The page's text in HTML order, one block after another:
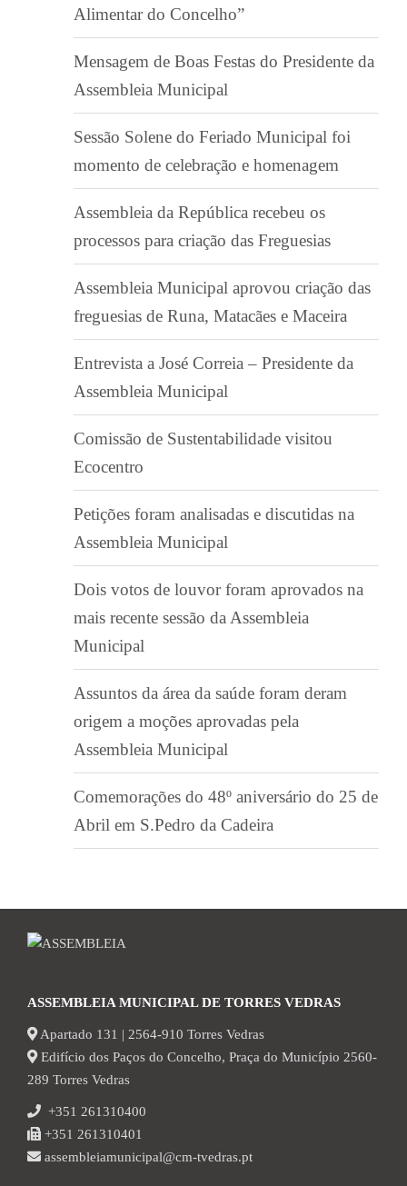
Alimentar do Concelho”
Mensagem de Boas Festas do Presidente da
Assembleia Municipal
Sessão Solene do Feriado Municipal foi
momento de celebração e homenagem
Assembleia da República recebeu os
processos para criação das Freguesias
Assembleia Municipal aprovou criação das
freguesias de Runa, Matacães e Maceira
Entrevista a José Correia – Presidente da
Assembleia Municipal
Comissão de Sustentabilidade visitou
Ecocentro
Petições foram analisadas e discutidas na
Assembleia Municipal
Dois votos de louvor foram aprovados na
mais recente sessão da Assembleia
Municipal
Assuntos da área da saúde foram deram
origem a moções aprovadas pela
Assembleia Municipal
Comemorações do 48º aniversário do 25 de
Abril em S.Pedro da Cadeira
ASSEMBLEIA MUNICIPAL DE TORRES VEDRAS
Apartado 131 | 2564-910 Torres Vedras
Edifício dos Paços do Concelho, Praça do Município 2560-
289 Torres Vedras
+351 261310400
+351 261310401
assembleiamunicipal@cm-tvedras.pt